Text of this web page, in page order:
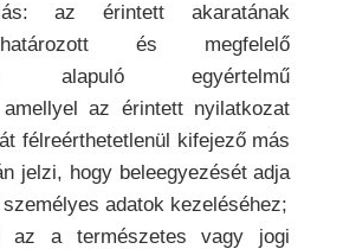
az érintett akaratának
és megfelelő
alapuló egyértelmű
az érintett nyilatkozat
félreérthetetlenül kifejező más
jelzi, hogy beleegyezését adja
adatok kezeléséhez;
az a természetes vagy jogi